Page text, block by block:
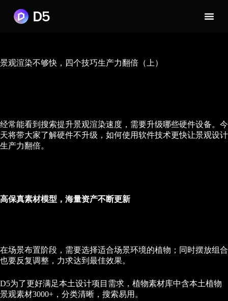
景观渲染不够快，四个技巧生产力翻倍（上）
经常能看到搜索提升景观渲染速度，需要升级哪些硬件设备。今
天将带大家了解硬件不升级，如何使用软件技术更快让景观设计
生产力翻倍。
高保真素材模型，海量资产不断更新
在场景布置阶段，需要选择适合场景环境的植物；同时摆放组合
也要反复调整，力求达到最佳效果。
D5为了更好满足本土设计项目需求，植物素材库中含本土植物
景观素材3000+，分类清晰，搜索易用。